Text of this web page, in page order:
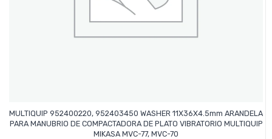
MULTIQUIP 952400220, 952403450 WASHER 11X36X4.5mm ARANDELA
PARA MANUBRIO DE COMPACTADORA DE PLATO VIBRATORIO MULTIQUIP
MIKASA MVC-77, MVC-70
Leer Más